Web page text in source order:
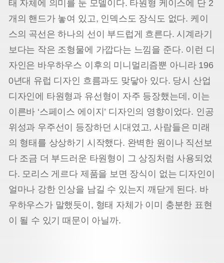
태 자체에 의미를 둔 모델이다. 타원형 케이스에 단 2
개의 핸드가 놓여 있고, 인덱스도 장식도 없다. 케이
스의 곡선은 하나의 선이 부드럽게 흐른다. 시계라기
보다는 작은 조형물에 가깝다는 느낌을 준다. 이런 디
자인은 바우하우스 이후의 미니멀리즘뿐 아니라 196
0년대 유럽 디자인 흐름과도 맞닿아 있다. 당시 산업
디자인에 타원형과 유선형이 자주 등장했는데, 이는
이른바 ‘스페이스 에이지’ 디자인의 영향이었다. 인공
위성과 우주선이 등장하던 시대였고, 사람들은 미래
의 형태를 상상하기 시작했다. 완벽한 원이나 직선보
다 조금 더 부드러운 타원형이 그 상징처럼 사용되었
다. 모리스 게르다 제품을 보면 장식이 없는 디자인이
얼마나 강한 인상을 남길 수 있는지 깨닫게 된다. 바
우하우스가 말했듯이, 형태 자체가 이미 충분한 표현
이 될 수 있기 때문이 아닐까.